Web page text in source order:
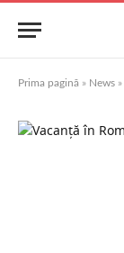
Prima pagină » News »